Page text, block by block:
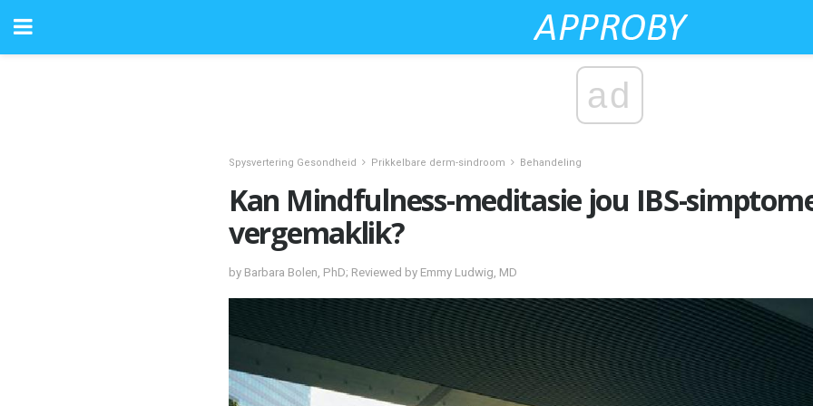
ad
Spysvertering Gesondheid Prikkelbare derm-sindroom Behandeling
Kan Mindfulness-meditasie jou IBS-
vergemaklik?
by Barbara Bolen, PhD; Reviewed by Emmy Ludwig, MD